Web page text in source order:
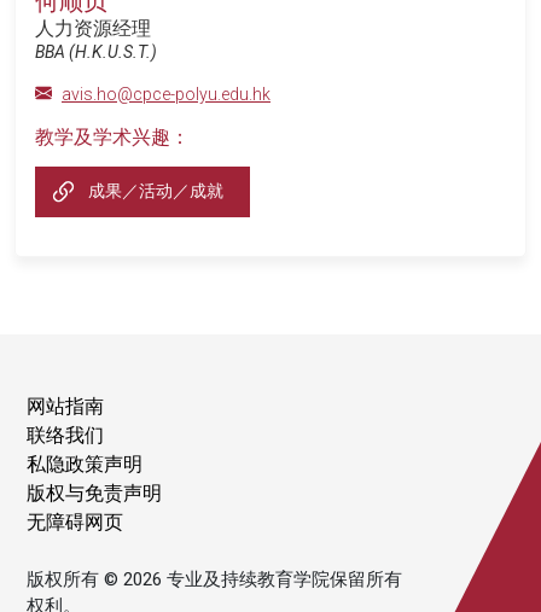
人力资源经理
BBA (H.K.U.S.T.)
avis.ho@cpce-polyu.edu.hk
教学及学术兴趣：
成果／活动／成就
网站指南
联络我们
私隐政策声明
版权与免责声明
无障碍网页
版权所有 © 2026 专业及持续教育学院保留所有
权利。